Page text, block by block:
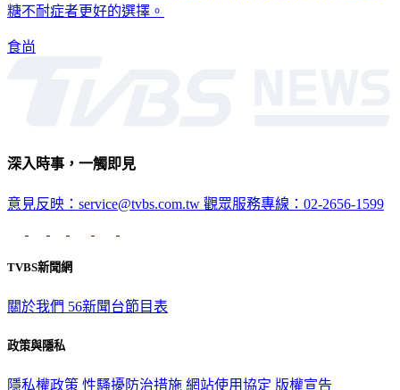
糖不耐症者更好的選擇。
食尚
深入時事，一觸即見
意見反映：service@tvbs.com.tw 觀眾服務專線：02-2656-1599
TVBS新聞網
關於我們 56新聞台節目表
政策與隱私
隱私權政策 性騷擾防治措施 網站使用協定 版權宣告